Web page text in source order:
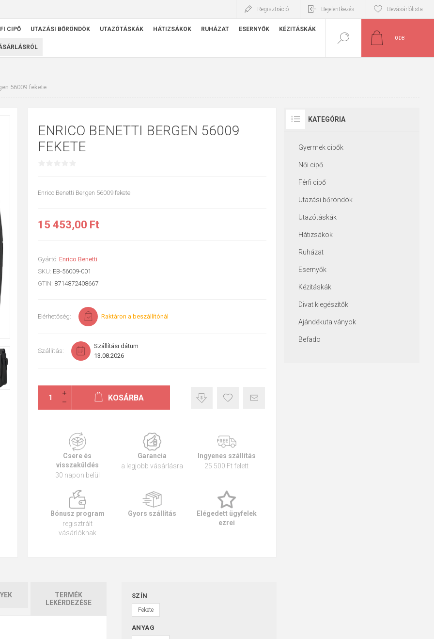
Regisztráció Bejelentkezés Bevásárlólista
CIPŐ UTAZÁSI BŐRÖNDÖK UTAZÓTÁSKÁK HÁTIZSÁKOK RUHÁZAT ESERNYŐK KÉZITÁSKÁK
0 DB
56009 fekete
ENRICO BENETTI BERGEN 56009
FEKETE
Enrico Benetti Bergen 56009 fekete
15 453,00 Ft
Gyártó: Enrico Benetti
SKU: EB-56009-001
GTIN: 8714872408667
Elérhetőség: Raktáron a beszállítónál
Szállítás:
Szállítási dátum
13.08.2026
KOSÁRBA
Csere és
visszaküldés
30 napon belül
Garancia
a legjobb vásárlásra
Ingyenes szállítás
25 500 Ft felett
Bónusz program
regisztrált
vásárlóknak
Gyors szállítás
Elégedett ügyfelek
ezrei
TERMÉK
LEKÉRDEZÉSE
SZÍN
Fekete
ANYAG
KATEGÓRIA
Gyermek cipők
Női cipő
Férfi cipő
Utazási bőröndök
Utazótáskák
Hátizsákok
Ruházat
Esernyők
Kézitáskák
Divat kiegészítők
Ajándékutalványok
Befado